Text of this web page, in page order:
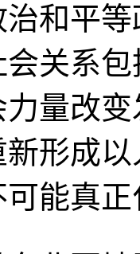
治和平
关系
量改
形成
能真